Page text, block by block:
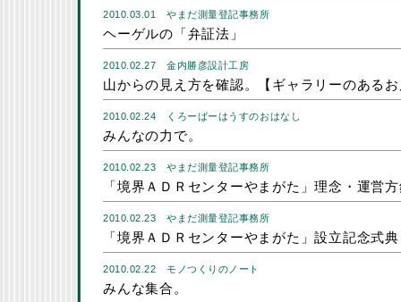
2010.03.01やまだ測量登記事務所
ヘーゲルの「弁証法」
2010.02.27金内勝彦設計工房
山からの見え方を確認。【ギャラリーのある
2010.02.24 くろーばーはうすのおはなし
みんなの力で。
2010.02.23やまだ測量登記事務所
「境界ＡＤＲセンターやまがた」理念・運営
2010.02.23やまだ測量登記事務所
「境界ＡＤＲセンターやまがた」設立記念式典
2010.02.22モノつくりのノート
みんな集合。